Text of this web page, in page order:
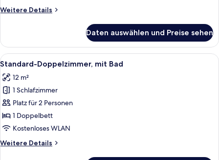
Weitere Details
Weitere
Zweibettzimmer,
mit
Bad
Daten auswählen und Preise sehen
Alle
Fotos
für
Standard-
Doppelzimmer,
mit
Bad
Ein Hotelzimmer mit einem
21
Standard-Doppelzimmer, mit Bad
12 m²
1 Schlafzimmer
Platz für 2 Personen
1 Doppelbett
Kostenloses WLAN
Weitere Details
Weitere